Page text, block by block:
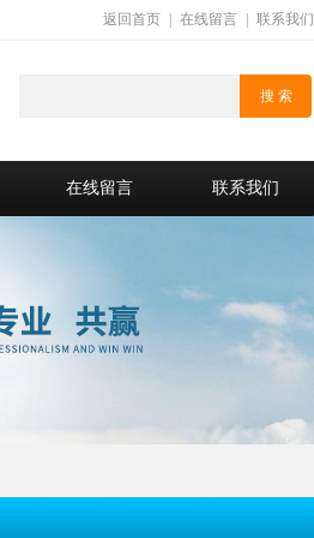
返回首页 在线留言 联系我们
在线留言 联系我们